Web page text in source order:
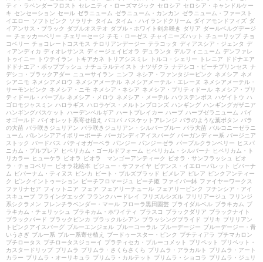
ティ・ラベンダーフロスト
セレニティ・ローズマジック セロシア セロシア・キャンドルケー
キ センセーション セール ゼラニューム ゼラニューム・カンカン ゼラニューム・ファースト
イエロー ソフトピンク ソラリナ タイム タイム・ハイランドクリーム ダイアモンドフィズ ダ
イアンサス・ブラック
ダブルオステオ ダブル・ホワイト剣弁咲き ダリア ダールベルグデージ
ー チェッカーベリー チェリーセージ チモ・ローゼス チャイニーズハット チューリップ チョ
コベリー チョコレートコスモス チロリアンデージー テラコッタ ディアスシア・ジェンタ
デ
ィアンディカ ディオレサンス ディージェイビオラ デュランタ デルフィニューム デンファレ
トゥイニー
トウテイラン トキアカネ トリアシスミレ トルコ・シェリー トレニア
ドドナエア
ドドナエア・ポップブッシュ
ナチュラルテイスト ナツザクラ ナデシコ・ピーチプリンセス ナ
デシコ・ブラックアダー
ニューサイラン ニンフ ネシア・ファンタジーピンク ネメシア ネメ
シアニモ ネメシアメロウ ネメシアメーテル ネメシアメーテル・エレーヌ
ネメシアメーテル・
サーモンピンク
ネメシア・ニモ ネメシア・ネシア ネメシア・プリティドール ネメシア・プリ
ティドール・パープル ネメシア・メロウ ネメシア・メーテル ハウステンボス ハゲイトウ ハ
ゴロモジャスミン ハロラギス ハロラゲス・メルトンブロンズ ハンギング ハンギングガザニア
ハンギングバスケット
ハーデンベルギア ハートブレイカー ハーブ ハーブゼラニューム バイ
オゴールド バイオレット系寄せ植え バコパ バスケットアレンジ バラのような葉ボタン バラ
の大苗 バラ咲きジュリアン バラ咲きジュリアン・シルバーブルー バラ大苗 バルコニーゼラニ
ューム バレンシアアイボリーポーチ バーガンディアイスバーグ バーガンディー系 バージニア
ストック
バードバス パティオガーベラ パンジー パンジーゼラ パープルクランベリー
ヒスパ
ニカム・プルプレア
ヒペリカム・ゴールドフォーム ヒペリカム・シルバーナ
ヒペリカム・ト
リカラー
ヒューケラ ビオラ ビオラ マンゴーアンティーク ビオラ・サンフラッシュ
ビオ
ラ・チョコベリー
ビオラ花絵本 ビジュー・サファイヤ ビデンス・イエローパレット
ビバーナ
ム
ビバーナム・ティヌス ビンカ ビート・ブルズブラッド ピメレア ピレア
ピンクアンティー
ク
ピンクイントゥーション ピーチフロマージュ ピーチ姫 ファイバー鉢 ファイヤーワークス
ファリナセア フィットニア フェア フェアリーチュール フェアリーピンク
フチンシア・アイ
スキューブ フライングエッグ フランクハードレイ フリズルシズル フリリアージュ
フリンジ
系シクラメン フレンチラベンダー・マール フローラ黒田園芸 ブライダルベル ブラキカム ブ
ラキカム・チェリッシュ
ブラキカム・ホワイティ ブラスコ ブラックダリア ブラックナイト
ブラックバード ブラックビンカ ブラックルシアン ブラッシングブライド ブリキ ブリリアン
トピンクアイスバーグ ブルーエンジェル ブルーコーラル ブルーデージー ブルーデージー・青
いうさぎ ブルー系 ブルー系寄せ植え ブードゥースター・ピンク プチティアラ
プチマカロン
プチロータス
プチロータスジョーイ プラティセカ・ブルーコメット プリペット
プリペット・
カスタードリップ プリムラ プリムラ・さくらさくら プリムラ・アラカルト
プリムラ・アート
カラー プリムラ・オーリキュラ プリムラ・カルテット プリムラ・ショコラ
プリムラ・ジュリ